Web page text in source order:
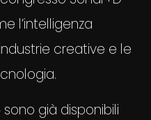
l’intelligenza
creative e le
già disponibili